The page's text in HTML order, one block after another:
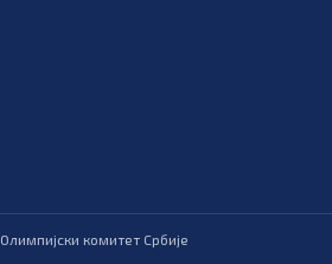
Олимпијски комитет Србије